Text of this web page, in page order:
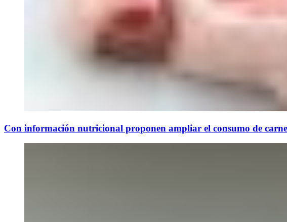
Con información nutricional proponen ampliar el consumo de carne